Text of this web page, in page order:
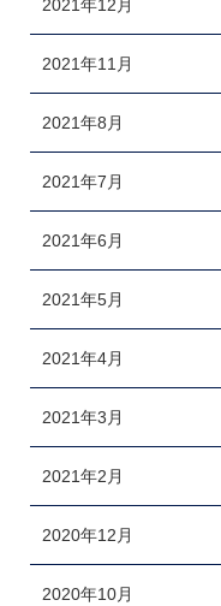
2021年12月
2021年11月
2021年8月
2021年7月
2021年6月
2021年5月
2021年4月
2021年3月
2021年2月
2020年12月
2020年10月